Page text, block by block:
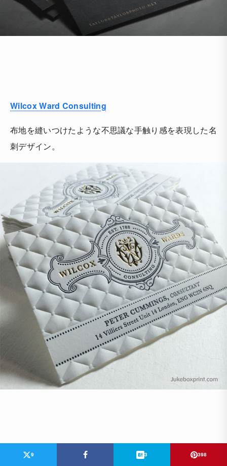
Wilcox Ward Consulting
布地を縫いつけたような不思議な手触り感を表現した名
刺デザイン。
9 3 398